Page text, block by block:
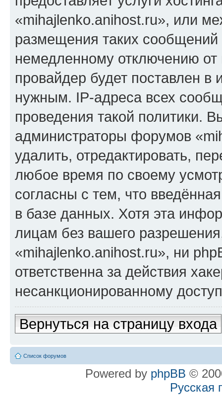
«mihajlenko.anihost.ru», или
размещения таких
немедленному отключению
провайдер будет поставлен в
нужным. IP-адреса всех
проведения такой политики.
администраторы форумов
удалить, отредактировать,
любое время по своему
согласны с тем, что
в базе данных. Хотя эта
лицам без вашего
«mihajlenko.anihost.ru», ни
ответственна за действия
несанкционированному
Вернуться на страницу входа
Список форумов
Powered by phpBB ©
Русская